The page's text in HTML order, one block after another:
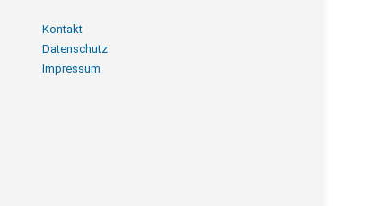
Navigation
überspringen
Kontakt
Datenschutz
Impressum